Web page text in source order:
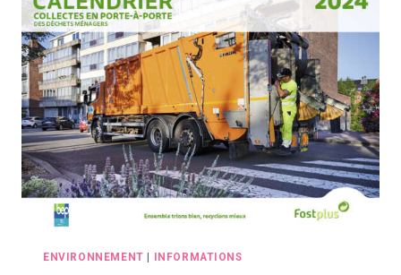
LIGNE
ACCESSIBLES
À
LA
MAISON
CITOYENNE
DE
LA
BRUYÈRE
ENVIRONNEMENT INFORMATIONS